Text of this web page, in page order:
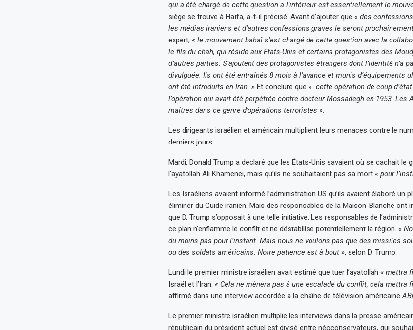
qui a été chargé de cette question a l’intérieur est essentiellement le
siège se trouve à Haïfa, a-t-il précisé. Avant d’ajouter que « des
les médias iraniens et d’autres confessions graves le seront
expert, « le mouvement bahaï s’est chargé de cette question avec la
le fils du chah, qui réside aux Etats-Unis et certains protagonistes des
d’autres parties. S’ajoutent des protagonistes étrangers dont l’identité n’a
divulguée. Ils ont été entraînés 8 mois à l’avance et munis d‘équipements
ont été introduits en Iran. » Et conclure que « cette opération de coup
l’opération qui avait été perpétrée contre docteur Mossadegh en 1953. Les
maîtres dans ce genre d’opérations terroristes ».
Les dirigeants israélien et américain multiplient leurs menaces contre le
derniers jours.
Mardi, Donald Trump a déclaré que les États-Unis savaient où se cachait le
l’ayatollah Ali Khamenei, mais qu’ils ne souhaitaient pas sa mort « pour
Les Israéliens avaient informé l’administration US qu’ils avaient élaboré un
éliminer du Guide iranien. Mais des responsables de la Maison-Blanche ont
que D. Trump s’opposait à une telle initiative. Les responsables de
ce plan n’enflamme le conflit et ne déstabilise potentiellement la région. «
du moins pas pour l’instant. Mais nous ne voulons pas que des missiles
ou des soldats américains. Notre patience est à bout», selon D. Trump.
Lundi le premier ministre israélien avait estimé que tuer l’ayatollah « mettra
Israël et l’Iran. « Cela ne mènera pas à une escalade du conflit, cela mettra
affirmé dans une interview accordée à la chaîne de télévision américaine
Le premier ministre israélien multiplie les interviews dans la presse
républicain du président actuel est divisé entre néoconservateurs, qui